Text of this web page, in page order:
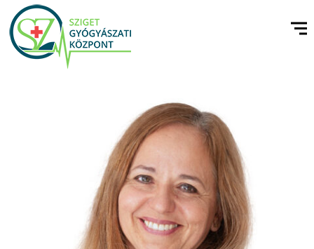
GYERMEKGYÓGYÁSZAT